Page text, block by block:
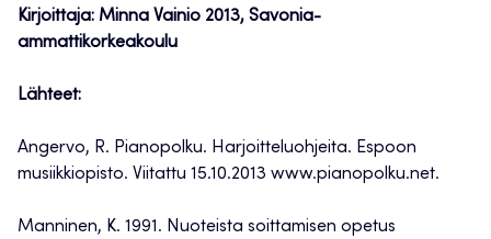
Kirjoittaja: Minna Vainio 2013, Savonia-
ammattikorkeakoulu
Lähteet:
Angervo, R. Pianopolku. Harjoitteluohjeita. Espoon
musiikkiopisto. Viitattu 15.10.2013 www.pianopolku.net.
Manninen, K. 1991. Nuoteista soittamisen opetus